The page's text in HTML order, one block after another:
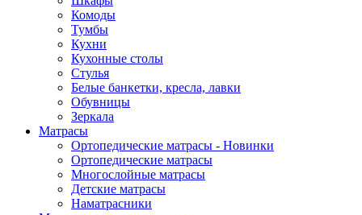
Комоды
Тумбы
Кухни
Кухонные столы
Стулья
Белые банкетки, кресла, лавки
Обувницы
Зеркала
Матрасы
Ортопедические матрасы - Новинки
Ортопедические матрасы
Многослойные матрасы
Детские матрасы
Наматрасники